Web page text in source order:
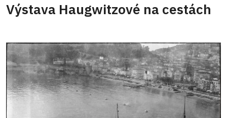
Výstava Haugwitzové na cestách